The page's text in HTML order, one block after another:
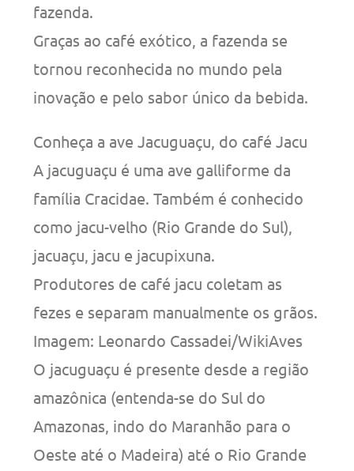
fazenda.
Graças ao café exótico, a fazenda se
tornou reconhecida no mundo pela
inovação e pelo sabor único da bebida.
Conheça a ave Jacuguaçu, do café Jacu
A jacuguaçu é uma ave galliforme da
família Cracidae. Também é conhecido
como jacu-velho (Rio Grande do Sul),
jacuaçu, jacu e jacupixuna.
Produtores de café jacu coletam as
fezes e separam manualmente os grãos.
Imagem: Leonardo Cassadei/WikiAves
O jacuguaçu é presente desde a região
amazônica (entenda-se do Sul do
Amazonas, indo do Maranhão para o
Oeste até o Madeira) até o Rio Grande